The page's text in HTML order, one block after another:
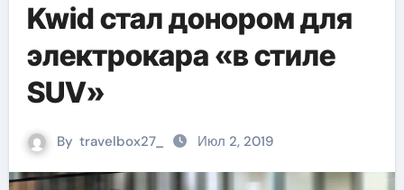
Kwid стал донором для
электрокара «в стиле
SUV»
By travelbox27_ Июл 2, 2019